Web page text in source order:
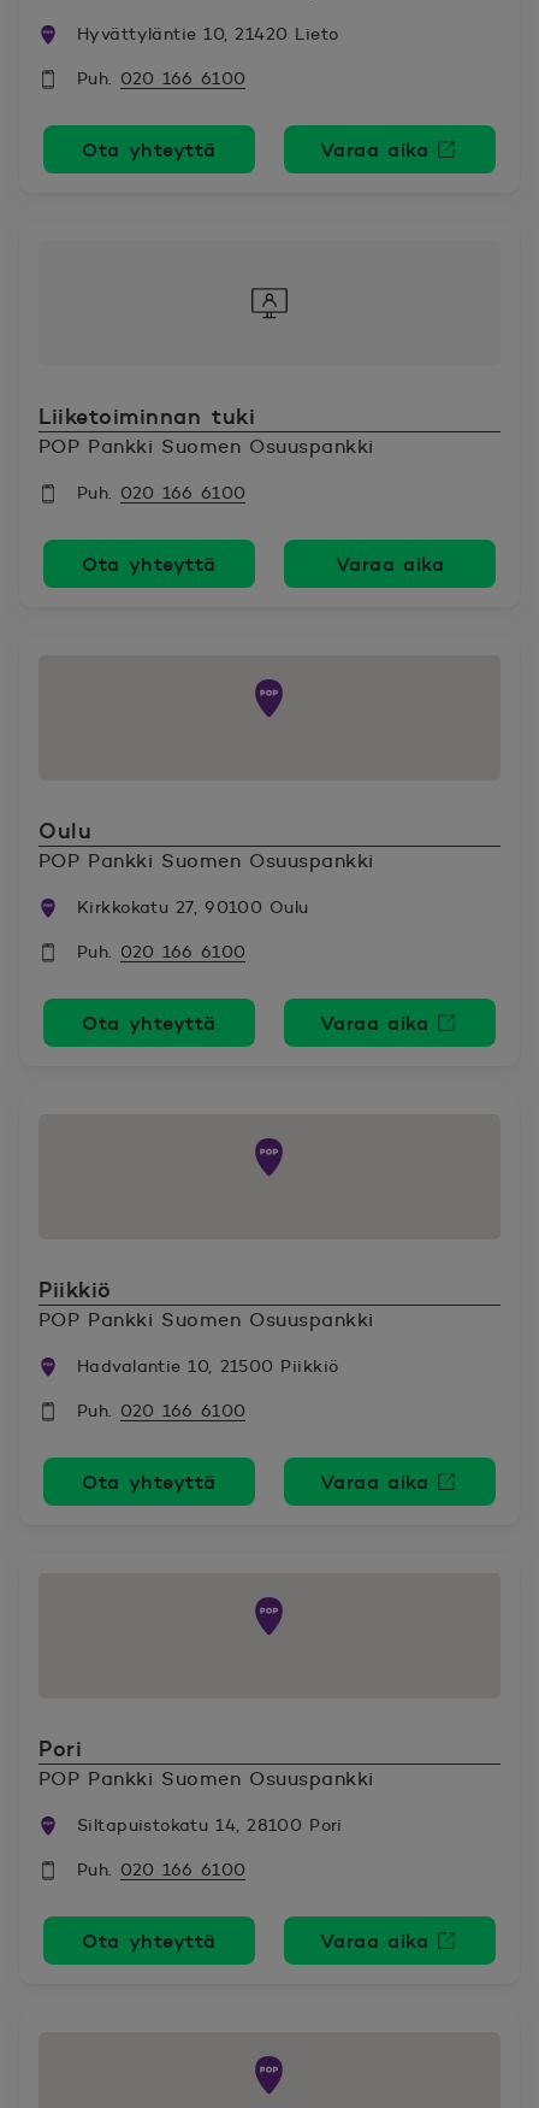
Hyvättyläntie 10, 21420 Lieto
Puh. 020 166 6100
Ota yhteyttä Varaa aika
Avautuu
Liiketoiminnan tuki
POP Pankki Suomen Osuuspankki
Puh. 020 166 6100
Ota yhteyttä Varaa aika
Oulu
POP Pankki Suomen Osuuspankki
Kirkkokatu 27, 90100 Oulu
Puh. 020 166 6100
Ota yhteyttä Varaa aika
Avautuu
Piikkiö
POP Pankki Suomen Osuuspankki
Hadvalantie 10, 21500 Piikkiö
Puh. 020 166 6100
Ota yhteyttä Varaa aika
Avautuu
Pori
POP Pankki Suomen Osuuspankki
Siltapuistokatu 14, 28100 Pori
Puh. 020 166 6100
Ota yhteyttä Varaa aika
Avautuu